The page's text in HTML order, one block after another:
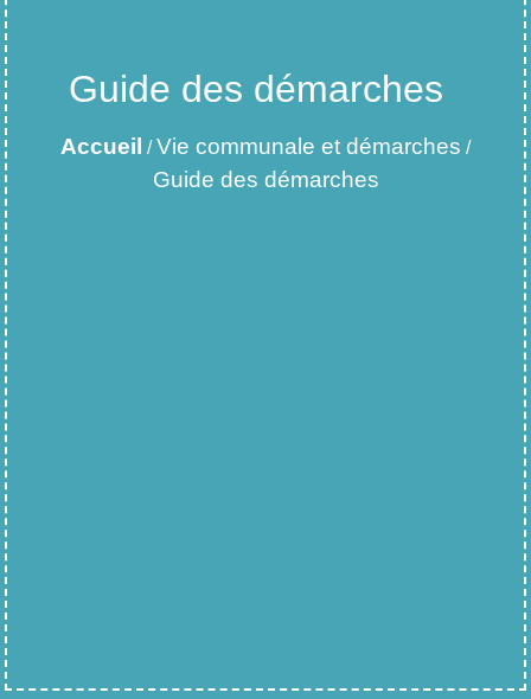
Guide des démarches
Accueil /Vie communale et démarches /
Guide des démarches